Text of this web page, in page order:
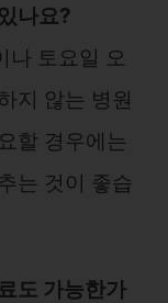
나요?
나 토요일 오
지 않는 병원
할 경우에는
는 것이 좋습
도 가능한가